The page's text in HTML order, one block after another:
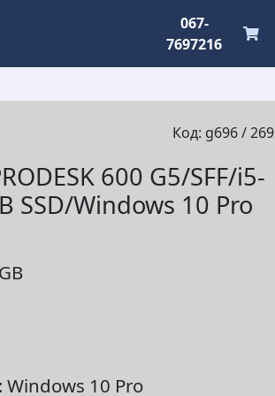
067-
7697216
Код: g696 / 269
600 G5/SFF/i5-
SSD/Windows 10 Pro
Windows 10 Pro